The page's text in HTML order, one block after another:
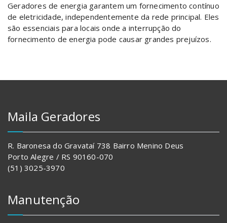
Geradores de energia garantem um fornecimento contínuo
de eletricidade, independentemente da rede principal. Eles
são essenciais para locais onde a interrupção do
fornecimento de energia pode causar grandes prejuízos.
Maila Geradores
R. Baronesa do Gravataí 738 Bairro Menino Deus
Porto Alegre / RS 90160-070
(51) 3025-3970
Manutenção